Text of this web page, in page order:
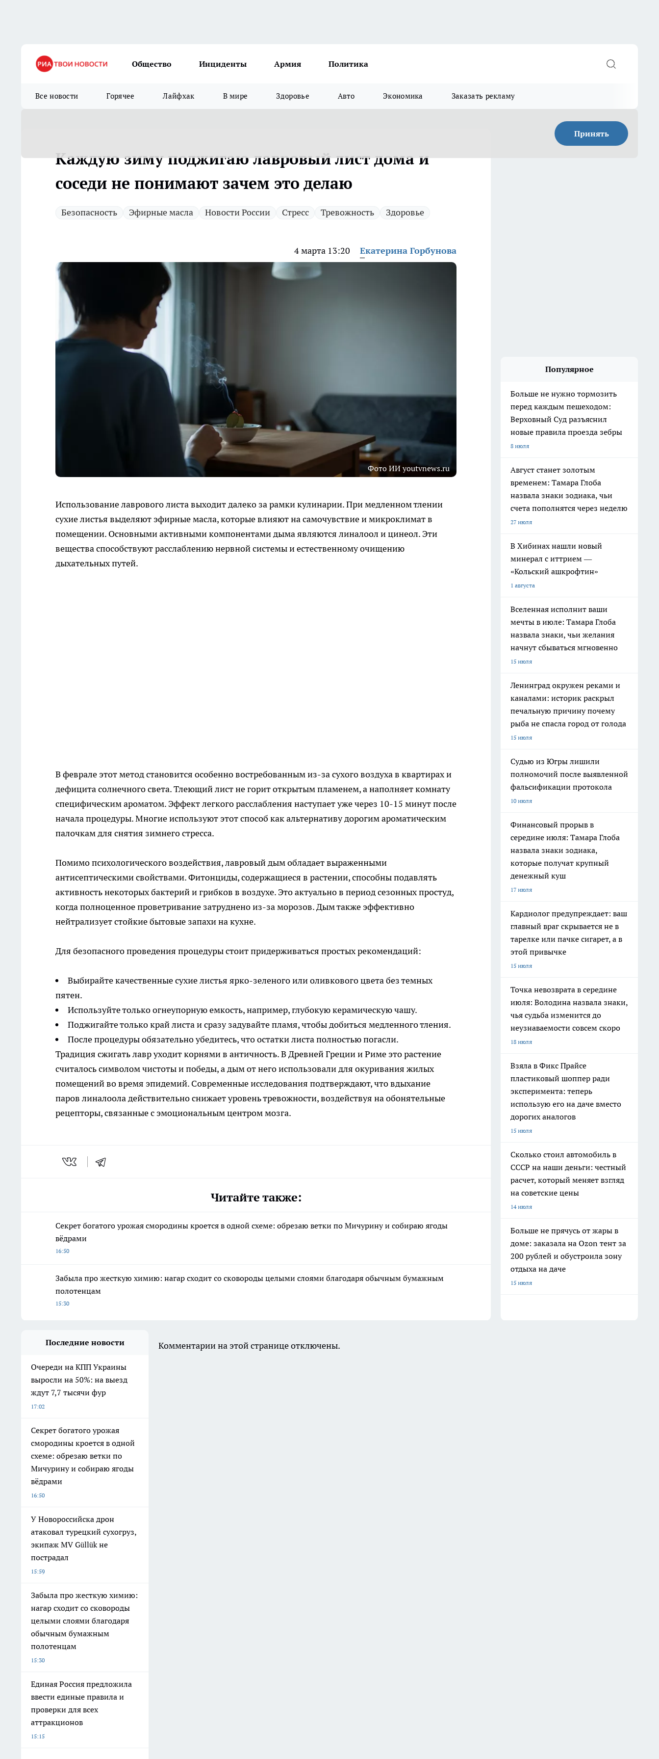
Общество Инциденты Армия Политика
Все новости Горячее Лайфхак В мире Здоровье Авто Экономика Заказать рекламу
Принять
Каждую зиму поджигаю лавровый лист дома и
соседи не понимают зачем это делаю
Безопасность Эфирные масла Новости России Стресс Тревожность Здоровье
4 марта 13:20 Екатерина Горбунова
Фото ИИ youtvnews.ru
Использование лаврового листа выходит далеко за рамки кулинарии. При медленном тлении
сухие листья выделяют эфирные масла, которые влияют на самочувствие и микроклимат в
помещении. Основными активными компонентами дыма являются линалоол и цинеол. Эти
вещества способствуют расслаблению нервной системы и естественному очищению
дыхательных путей.
В феврале этот метод становится особенно востребованным из-за сухого воздуха в квартирах и
дефицита солнечного света. Тлеющий лист не горит открытым пламенем, а наполняет комнату
специфическим ароматом. Эффект легкого расслабления наступает уже через 10-15 минут после
начала процедуры. Многие используют этот способ как альтернативу дорогим ароматическим
палочкам для снятия зимнего стресса.
Помимо психологического воздействия, лавровый дым обладает выраженными
антисептическими свойствами. Фитонциды, содержащиеся в растении, способны подавлять
активность некоторых бактерий и грибков в воздухе. Это актуально в период сезонных простуд,
когда полноценное проветривание затруднено из-за морозов. Дым также эффективно
нейтрализует стойкие бытовые запахи на кухне.
Для безопасного проведения процедуры стоит придерживаться простых рекомендаций:
Выбирайте качественные сухие листья ярко-зеленого или оливкового цвета без темных
пятен.
Используйте только огнеупорную емкость, например, глубокую керамическую чашу.
Поджигайте только край листа и сразу задувайте пламя, чтобы добиться медленного тления.
После процедуры обязательно убедитесь, что остатки листа полностью погасли.
Традиция сжигать лавр уходит корнями в античность. В Древней Греции и Риме это растение
считалось символом чистоты и победы, а дым от него использовали для окуривания жилых
помещений во время эпидемий. Современные исследования подтверждают, что вдыхание
паров линалоола действительно снижает уровень тревожности, воздействуя на обонятельные
рецепторы, связанные с эмоциональным центром мозга.
Читайте также:
Секрет богатого урожая смородины кроется в одной схеме: обрезаю ветки по Мичурину и собираю ягоды
вёдрами
16:50
Забыла про жесткую химию: нагар сходит со сковороды целыми слоями благодаря обычным бумажным
полотенцам
15:30
Популярное
Больше не нужно тормозить
перед каждым пешеходом:
Верховный Суд разъяснил
новые правила проезда зебры
8 июля
Август станет золотым
временем: Тамара Глоба
назвала знаки зодиака, чьи
счета пополнятся через неделю
27 июля
В Хибинах нашли новый
минерал с иттрием —
«Кольский ашкрофтин»
1 августа
Вселенная исполнит ваши
мечты в июле: Тамара Глоба
назвала знаки, чьи желания
начнут сбываться мгновенно
15 июля
Ленинград окружен реками и
каналами: историк раскрыл
печальную причину почему
рыба не спасла город от голода
15 июля
Судью из Югры лишили
полномочий после выявленной
фальсификации протокола
10 июля
Финансовый прорыв в
середине июля: Тамара Глоба
назвала знаки зодиака,
которые получат крупный
денежный куш
17 июля
Кардиолог предупреждает: ваш
главный враг скрывается не в
тарелке или пачке сигарет, а в
этой привычке
15 июля
Точка невозврата в середине
июля: Володина назвала знаки,
чья судьба изменится до
неузнаваемости совсем скоро
18 июля
Взяла в Фикс Прайсе
пластиковый шоппер ради
эксперимента: теперь
использую его на даче вместо
дорогих аналогов
15 июля
Сколько стоил автомобиль в
СССР на наши деньги: честный
расчет, который меняет взгляд
на советские цены
14 июля
Больше не прячусь от жары в
доме: заказала на Ozon тент за
200 рублей и обустроила зону
отдыха на даче
15 июля
Последние новости
Очереди на КПП Украины
выросли на 50%: на выезд
ждут 7,7 тысячи фур
17:02
Секрет богатого урожая
смородины кроется в одной
схеме: обрезаю ветки по
Мичурину и собираю ягоды
вёдрами
16:50
У Новороссийска дрон
атаковал турецкий сухогруз,
экипаж MV Güllük не
пострадал
15:59
Забыла про жесткую химию:
нагар сходит со сковороды
целыми слоями благодаря
обычным бумажным
полотенцам
15:30
Единая Россия предложила
ввести единые правила и
проверки для всех
аттракционов
15:15
Комментарии на этой странице отключены.